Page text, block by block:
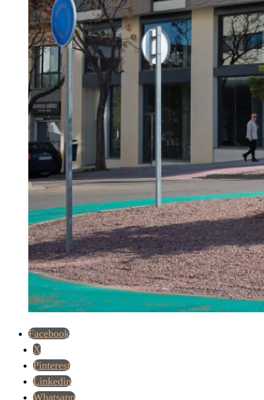
Facebook
X
Pinterest
Linkedin
Whatsapp